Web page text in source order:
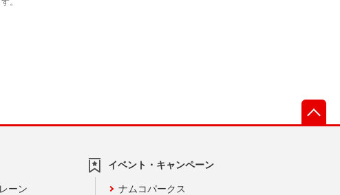
ーン
イベント・キャンペーン
ナムコパークス